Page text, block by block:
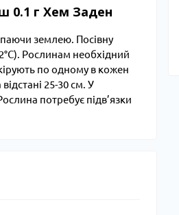
0.1 г Хем Заден
землею. Посівну
Рослинам необхідний
по одному в кожен
25-30 см. У
потребує підв’язки